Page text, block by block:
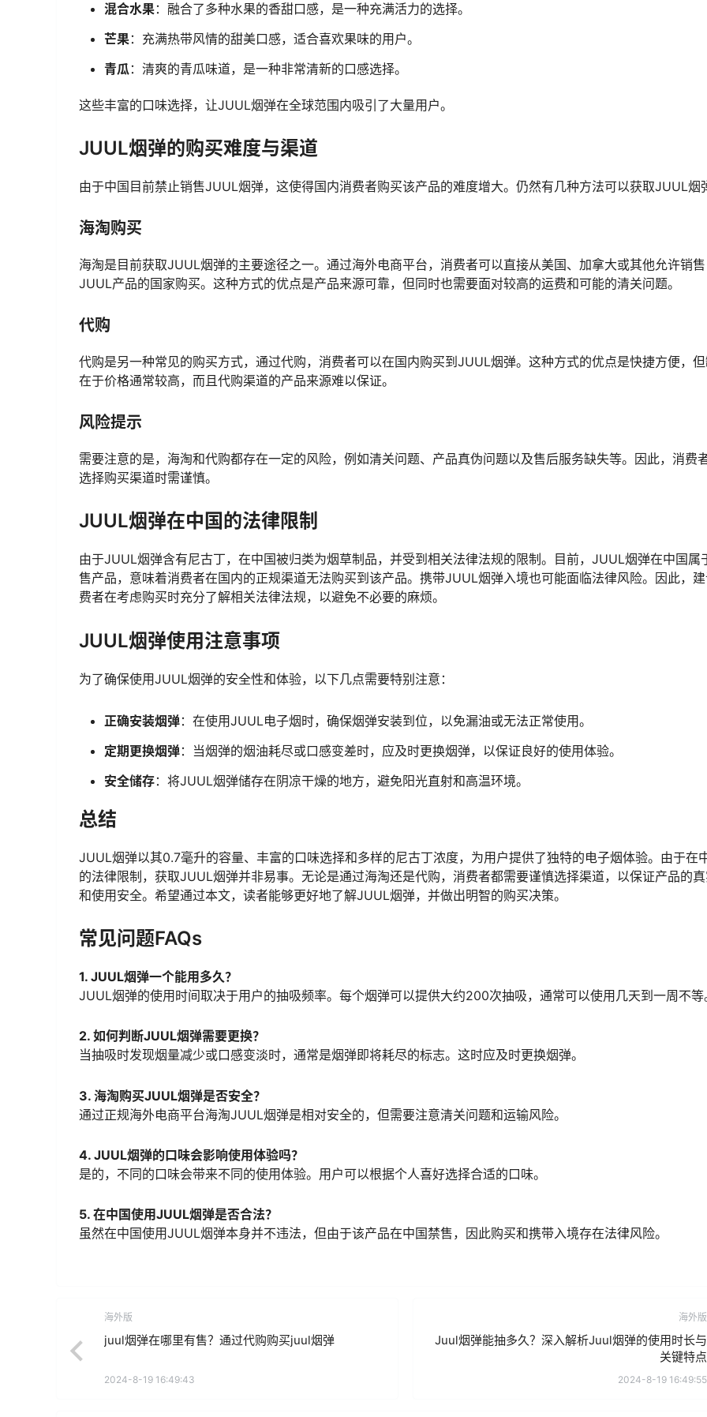
混合水果：融合了多种水果的香甜口感，是一种充满活力的选择。
芒果：充满热带风情的甜美口感，适合喜欢果味的用户。
青瓜：清爽的青瓜味道，是一种非常清新的口感选择。
这些丰富的口味选择，让JUUL烟弹在全球范围内吸引了大量用户。
JUUL烟弹的购买难度与渠道
由于中国目前禁止销售JUUL烟弹，这使得国内消费者购买该产品的难度增大。仍然有几种方法可以获取JUUL烟
海淘购买
海淘是目前获取JUUL烟弹的主要途径之一。通过海外电商平台，消费者可以直接从美国、加拿大或其他允许销售
JUUL产品的国家购买。这种方式的优点是产品来源可靠，但同时也需要面对较高的运费和可能的清关问题。
代购
代购是另一种常见的购买方式，通过代购，消费者可以在国内购买到JUUL烟弹。这种方式的优点是快捷方便，
在于价格通常较高，而且代购渠道的产品来源难以保证。
风险提示
需要注意的是，海淘和代购都存在一定的风险，例如清关问题、产品真伪问题以及售后服务缺失等。因此，消费
选择购买渠道时需谨慎。
JUUL烟弹在中国的法律限制
由于JUUL烟弹含有尼古丁，在中国被归类为烟草制品，并受到相关法律法规的限制。目前，JUUL烟弹在中国属
售产品，意味着消费者在国内的正规渠道无法购买到该产品。携带JUUL烟弹入境也可能面临法律风险。因此，
费者在考虑购买时充分了解相关法律法规，以避免不必要的麻烦。
JUUL烟弹使用注意事项
为了确保使用JUUL烟弹的安全性和体验，以下几点需要特别注意：
正确安装烟弹：在使用JUUL电子烟时，确保烟弹安装到位，以免漏油或无法正常使用。
定期更换烟弹：当烟弹的烟油耗尽或口感变差时，应及时更换烟弹，以保证良好的使用体验。
安全储存：将JUUL烟弹储存在阴凉干燥的地方，避免阳光直射和高温环境。
总结
JUUL烟弹以其0.7毫升的容量、丰富的口味选择和多样的尼古丁浓度，为用户提供了独特的电子烟体验。由于在
的法律限制，获取JUUL烟弹并非易事。无论是通过海淘还是代购，消费者都需要谨慎选择渠道，以保证产品的
和使用安全。希望通过本文，读者能够更好地了解JUUL烟弹，并做出明智的购买决策。
常见问题FAQs
1. JUUL烟弹一个能用多久？
JUUL烟弹的使用时间取决于用户的抽吸频率。每个烟弹可以提供大约200次抽吸，通常可以使用几天到一周不等
2. 如何判断JUUL烟弹需要更换？
当抽吸时发现烟量减少或口感变淡时，通常是烟弹即将耗尽的标志。这时应及时更换烟弹。
3. 海淘购买JUUL烟弹是否安全？
通过正规海外电商平台海淘JUUL烟弹是相对安全的，但需要注意清关问题和运输风险。
4. JUUL烟弹的口味会影响使用体验吗？
是的，不同的口味会带来不同的使用体验。用户可以根据个人喜好选择合适的口味。
5. 在中国使用JUUL烟弹是否合法？
虽然在中国使用JUUL烟弹本身并不违法，但由于该产品在中国禁售，因此购买和携带入境存在法律风险。
海外版
juul烟弹在哪里有售？通过代购购买juul烟弹
2024-8-19 16:49:43
海外版
Juul烟弹能抽多久？深入解析Juul烟弹的使用时长与
关键特点
2024-8-19 16:49:55